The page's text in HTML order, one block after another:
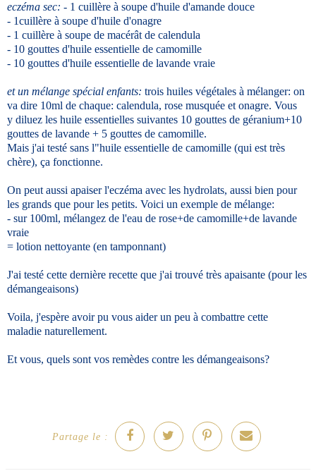
eczéma sec: - 1 cuillère à soupe d'huile d'amande douce
- 1cuillère à soupe d'huile d'onagre
- 1 cuillère à soupe de macérât de calendula
- 10 gouttes d'huile essentielle de camomille
- 10 gouttes d'huile essentielle de lavande vraie
et un mélange spécial enfants: trois huiles végétales à mélanger: on
va dire 10ml de chaque: calendula, rose musquée et onagre. Vous
y diluez les huile essentielles suivantes 10 gouttes de géranium+10
gouttes de lavande + 5 gouttes de camomille.
Mais j'ai testé sans l"huile essentielle de camomille (qui est très
chère), ça fonctionne.
On peut aussi apaiser l'eczéma avec les hydrolats, aussi bien pour
les grands que pour les petits. Voici un exemple de mélange:
- sur 100ml, mélangez de l'eau de rose+de camomille+de lavande
vraie
= lotion nettoyante (en tamponnant)
J'ai testé cette dernière recette que j'ai trouvé très apaisante (pour les
démangeaisons)
Voila, j'espère avoir pu vous aider un peu à combattre cette
maladie naturellement.
Et vous, quels sont vos remèdes contre les démangeaisons?
Partage le :